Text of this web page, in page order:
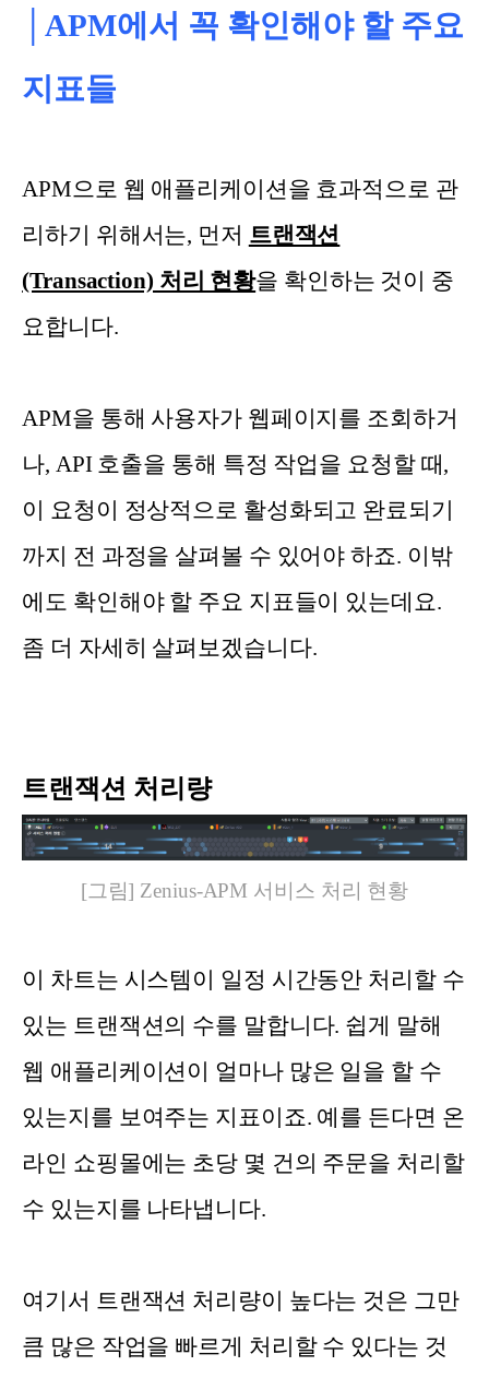
│APM에서 꼭 확인해야 할 주요
지표들
APM으로 웹 애플리케이션을 효과적으로 관
리하기 위해서는, 먼저 트랜잭션
(Transaction) 처리 현황을 확인하는 것이 중
요합니다.
APM을 통해 사용자가 웹페이지를 조회하거
나, API 호출을 통해 특정 작업을 요청할 때,
이 요청이 정상적으로 활성화되고 완료되기
까지 전 과정을 살펴볼 수 있어야 하죠. 이밖
에도 확인해야 할 주요 지표들이 있는데요.
좀 더 자세히 살펴보겠습니다.
트랜잭션 처리량
[그림] Zenius-APM 서비스 처리 현황
이 차트는 시스템이 일정 시간동안 처리할 수
있는 트랜잭션의 수를 말합니다. 쉽게 말해
웹 애플리케이션이 얼마나 많은 일을 할 수
있는지를 보여주는 지표이죠. 예를 든다면 온
라인 쇼핑몰에는 초당 몇 건의 주문을 처리할
수 있는지를 나타냅니다.
여기서 트랜잭션 처리량이 높다는 것은 그만
큼 많은 작업을 빠르게 처리할 수 있다는 것